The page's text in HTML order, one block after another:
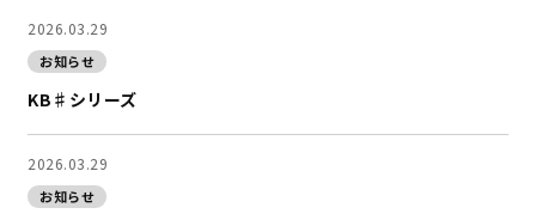
2026.03.29
お知らせ
KB♯シリーズ
2026.03.29
お知らせ